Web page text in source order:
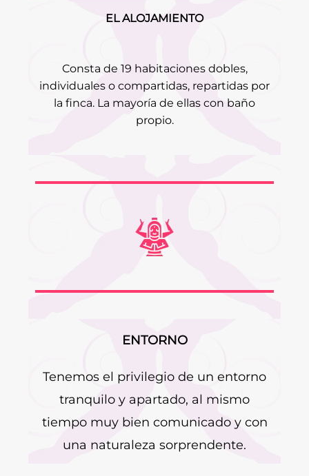
EL ALOJAMIENTO
Consta de 19 habitaciones dobles,
individuales o compartidas, repartidas por
la finca. La mayoría de ellas con baño
propio.
ENTORNO
Tenemos el privilegio de un entorno
tranquilo y apartado, al mismo
tiempo muy bien comunicado y con
una naturaleza sorprendente.